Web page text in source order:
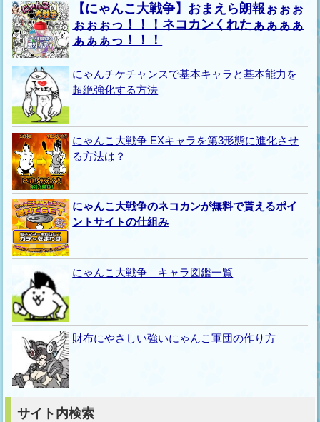
【にゃんこ大戦争】おまえら朗報ぉぉぉ
ぉぉぉっ！！！ネコカンくれたぁぁぁぁ
ぁぁぁっ！！！
にゃんチケチャンスで基本キャラと基本能力を
超絶強化する方法
にゃんこ大戦争 EXキャラを第3形態に進化させ
る方法は？
にゃんこ大戦争のネコカンが無料で貰えるポイ
ントサイトの仕組み
にゃんこ大戦争 キャラ図鑑一覧
財布にやさしい強いにゃんこ軍団の作り方
サイト内検索